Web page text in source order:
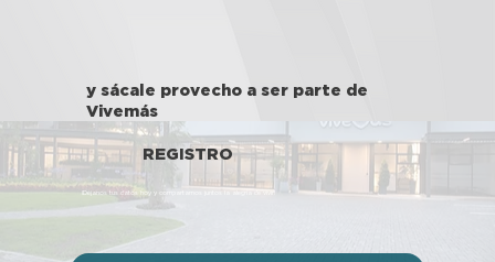
y sácale provecho a ser parte de
Vivemás
REGISTRO
¡Déjanos tus datos hoy y compartamos juntos la alegría de vivir!